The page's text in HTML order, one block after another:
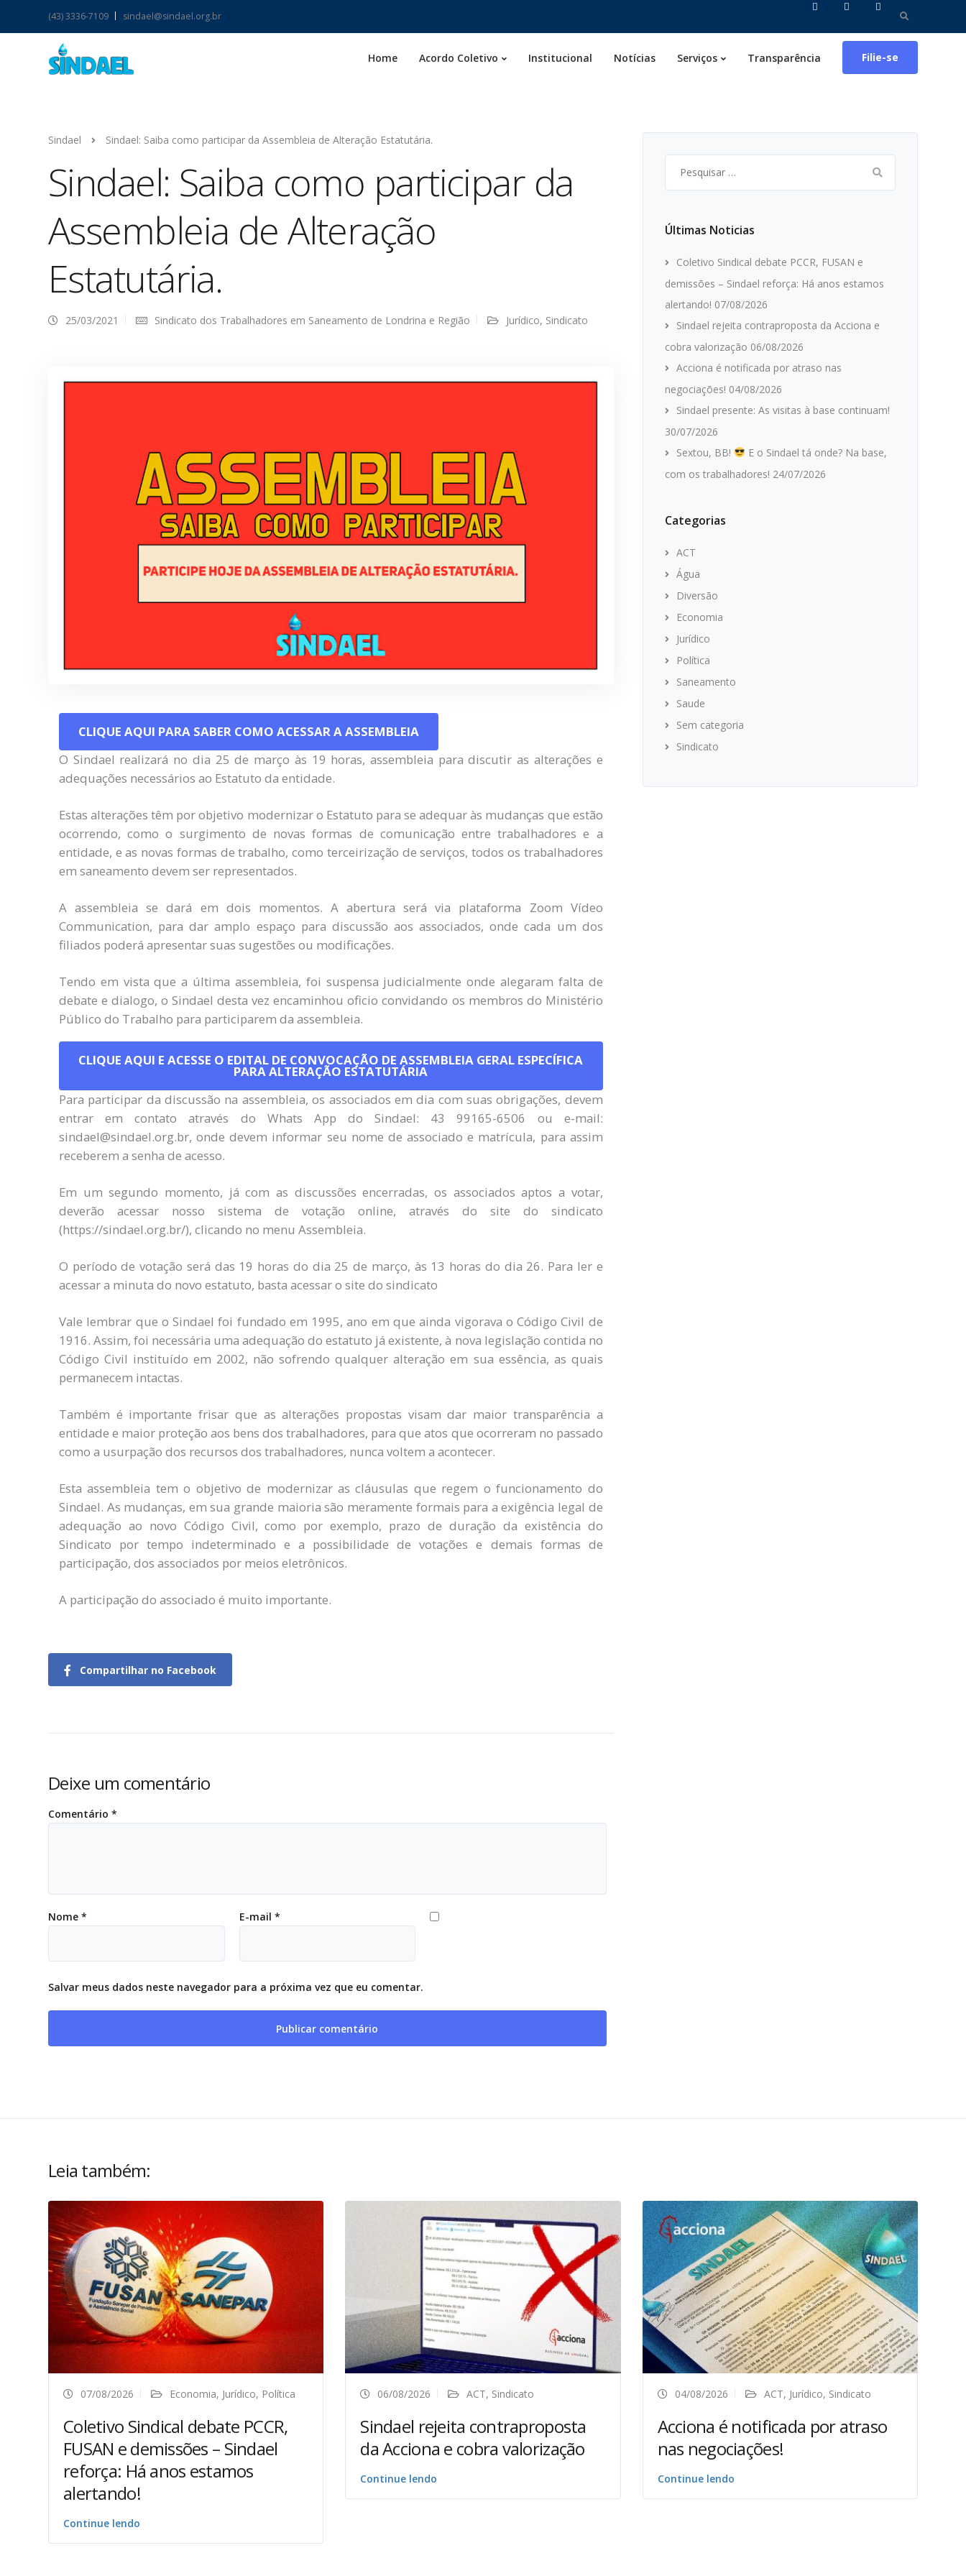
Pesquisar
por:
(43) 3336-7109 sindael@sindael.org.br
Home Acordo Coletivo Institucional Notícias Serviços Transparência Filie-se
Sindael Sindael: Saiba como participar da Assembleia de Alteração Estatutária.
Sindael: Saiba como participar da
Assembleia de Alteração
Estatutária.
25/03/2021 Sindicato dos Trabalhadores em Saneamento de Londrina e Região Jurídico, Sindicato
CLIQUE AQUI PARA SABER COMO ACESSAR A ASSEMBLEIA
O Sindael realizará no dia 25 de março às 19 horas, assembleia para discutir as alterações e
adequações necessários ao Estatuto da entidade.
Estas alterações têm por objetivo modernizar o Estatuto para se adequar às mudanças que estão
ocorrendo, como o surgimento de novas formas de comunicação entre trabalhadores e a
entidade, e as novas formas de trabalho, como terceirização de serviços, todos os trabalhadores
em saneamento devem ser representados.
A assembleia se dará em dois momentos. A abertura será via plataforma Zoom Vídeo
Communication, para dar amplo espaço para discussão aos associados, onde cada um dos
filiados poderá apresentar suas sugestões ou modificações.
Tendo em vista que a última assembleia, foi suspensa judicialmente onde alegaram falta de
debate e dialogo, o Sindael desta vez encaminhou oficio convidando os membros do Ministério
Público do Trabalho para participarem da assembleia.
CLIQUE AQUI E ACESSE O EDITAL DE CONVOCAÇÃO DE ASSEMBLEIA GERAL ESPECÍFICA
PARA ALTERAÇÃO ESTATUTÁRIA
Para participar da discussão na assembleia, os associados em dia com suas obrigações, devem
entrar em contato através do Whats App do Sindael: 43 99165-6506 ou e-mail:
sindael@sindael.org.br, onde devem informar seu nome de associado e matrícula, para assim
receberem a senha de acesso.
Em um segundo momento, já com as discussões encerradas, os associados aptos a votar,
deverão acessar nosso sistema de votação online, através do site do sindicato
(https://sindael.org.br/), clicando no menu Assembleia.
O período de votação será das 19 horas do dia 25 de março, às 13 horas do dia 26. Para ler e
acessar a minuta do novo estatuto, basta acessar o site do sindicato
Vale lembrar que o Sindael foi fundado em 1995, ano em que ainda vigorava o Código Civil de
1916. Assim, foi necessária uma adequação do estatuto já existente, à nova legislação contida no
Código Civil instituído em 2002, não sofrendo qualquer alteração em sua essência, as quais
permanecem intactas.
Também é importante frisar que as alterações propostas visam dar maior transparência a
entidade e maior proteção aos bens dos trabalhadores, para que atos que ocorreram no passado
como a usurpação dos recursos dos trabalhadores, nunca voltem a acontecer.
Esta assembleia tem o objetivo de modernizar as cláusulas que regem o funcionamento do
Sindael. As mudanças, em sua grande maioria são meramente formais para a exigência legal de
adequação ao novo Código Civil, como por exemplo, prazo de duração da existência do
Sindicato por tempo indeterminado e a possibilidade de votações e demais formas de
participação, dos associados por meios eletrônicos.
A participação do associado é muito importante.
Compartilhar no Facebook
Deixe um comentário
Comentário *
Nome * E-mail *
Salvar meus dados neste navegador para a próxima vez que eu comentar.
por:
Últimas Noticias
Coletivo Sindical debate PCCR, FUSAN e
demissões – Sindael reforça: Há anos estamos
alertando! 07/08/2026
Sindael rejeita contraproposta da Acciona e
cobra valorização 06/08/2026
Acciona é notificada por atraso nas
negociações! 04/08/2026
Sindael presente: As visitas à base continuam!
30/07/2026
Sextou, BB!
E o Sindael tá onde? Na base,
com os trabalhadores! 24/07/2026
Categorias
ACT
Água
Diversão
Economia
Jurídico
Política
Saneamento
Saude
Sem categoria
Sindicato
Leia também:
07/08/2026 Economia, Jurídico, Política
Coletivo Sindical debate PCCR,
FUSAN e demissões – Sindael
reforça: Há anos estamos
alertando!
Continue lendo
06/08/2026 ACT, Sindicato
Sindael rejeita contraproposta
da Acciona e cobra valorização
Continue lendo
04/08/2026 ACT, Jurídico, Sindicato
Acciona é notificada por atraso
nas negociações!
Continue lendo